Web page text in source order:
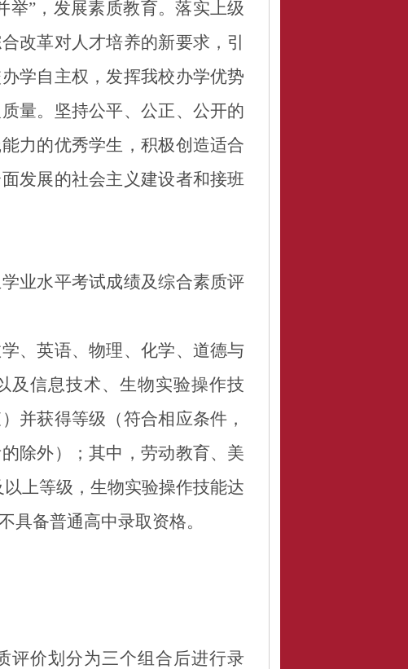
举”，发展素质教育。落实上级
改革对人才培养的新要求，引
学自主权，发挥我校办学优势
量。
坚持公平、公正、公开的
力的优秀学生，积极创造适合
发展的社会主义建设者和接班
业水平考试成绩及综合素质评
、英语、物理、化学、道德与
及信息技术、生物实验操作技
并获得等级（符合相应条件，
除外）；其中，劳动教育、美
以上等级，生物实验操作技能达
具备普通高中录取资格。
评价划分为三个组合后进行录